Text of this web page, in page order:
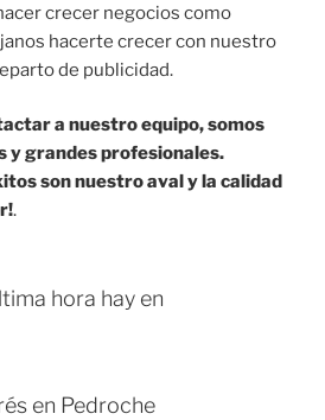
crecer negocios como
hacerte crecer con nuestro
de publicidad.
a nuestro equipo, somos
y grandes profesionales.
son nuestro aval y la calidad
.
hora hay en
en Pedroche